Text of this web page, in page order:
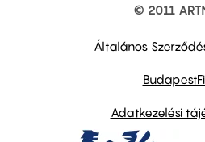
© 2011
Általános
Adatkezelési